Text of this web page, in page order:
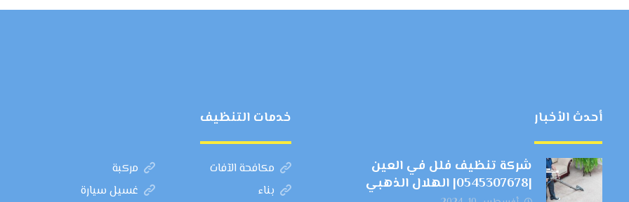
أحدث الأخبار
شركة تنظيف فلل في العين
|0545307678| الهلال الذهبي
خدمات التنظيف
مكافحة الآفات
مركبة
بناء
غسيل سيارة